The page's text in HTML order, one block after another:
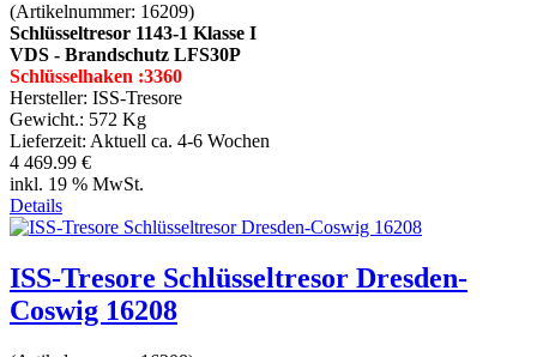
(Artikelnummer: 16209)
Schlüsseltresor 1143-1 Klasse I
VDS - Brandschutz LFS30P
Schlüsselhaken :3360
Hersteller: ISS-Tresore
Gewicht.: 572 Kg
Lieferzeit: Aktuell ca. 4-6 Wochen
4 469.99 €
inkl. 19 % MwSt.
Details
ISS-Tresore Schlüsseltresor Dresden-
Coswig 16208